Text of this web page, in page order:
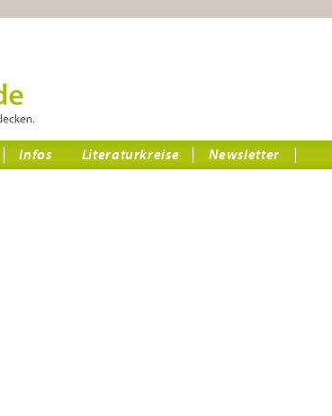
Infos Literaturkreise
Newsletter